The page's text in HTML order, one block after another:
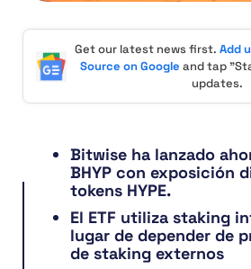
Get our latest news first. Add
Source on Google and tap
updates.
Bitwise ha lanzado
BHYP con exposición
tokens HYPE.
El ETF utiliza staking
lugar de depender de
de staking externos